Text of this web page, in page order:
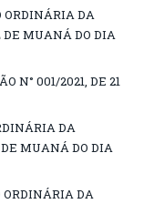
ORDINÁRIA DA
MUANÁ DO DIA
N° 001/2021, DE 21
DA
MUANÁ DO DIA
ORDINÁRIA DA